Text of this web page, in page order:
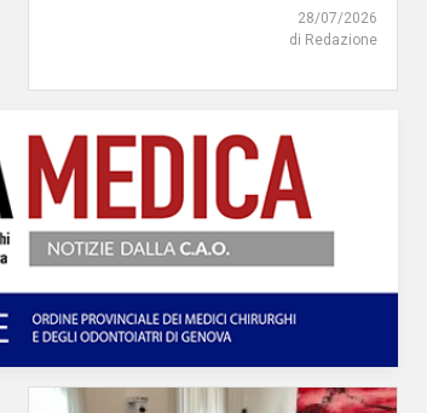
28/07/2026
di Redazione